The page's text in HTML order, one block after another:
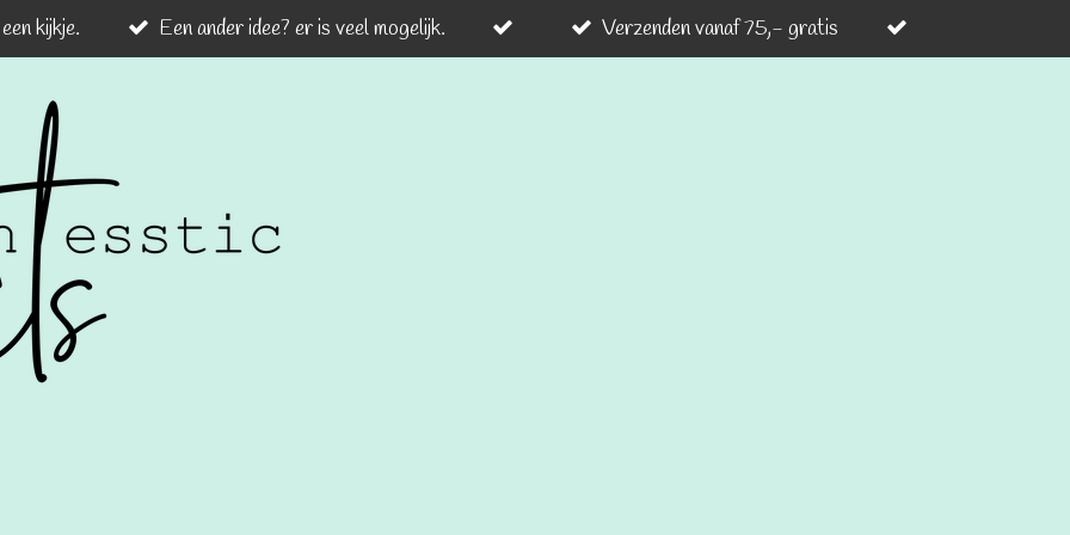
kijkje. Een ander idee? er is veel mogelijk. Verzenden vanaf 75,- gratis